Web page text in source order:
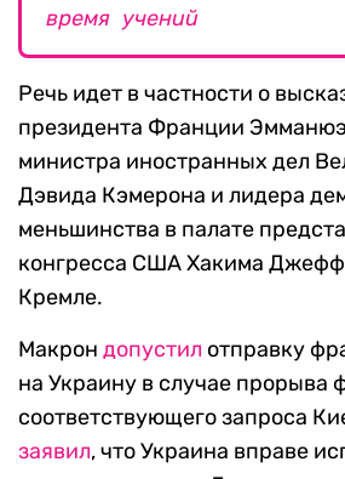
время учений
Речь идет в частности о
президента Франции
министра иностранных дел
Дэвида Кэмерона и лидера
меньшинства в палате
конгресса США Хакима
Кремле.
Макрон допустил отправку
на Украину в случае прорыва
соответствующего запроса
заявил, что Украина вправе